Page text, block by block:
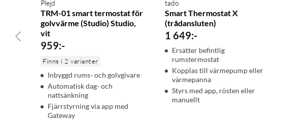
Display: 320×240 LCD
Standbyeffekt: 0,3 W
Mått: 46×46×23 mm
Vikt: 0,45 kg
Trådlöst: Bluetooth 2,4 GHz
Räckvidd: ca 10 m inomhus
Batteri gångreserv: 1×CR1616, 10 år
Omgivningstemperatur: -10 till +35 °C
I förpackningen
Plejd
TRM-01 smart termostat för
golvvärme (Studio) Studio,
vit
959:-
Finns i 2 varianter
Inbyggd rums- och golvgivare
Automatisk dag- och
nattsänkning
Fjärrstyrning via app med
Gateway
tado
Smart Thermostat X
(trådansluten)
1 649:-
Ersätter befintlig
rumstermostat
Kopplas till värmepump eller
värmepanna
Styrs med app, rösten eller
manuellt